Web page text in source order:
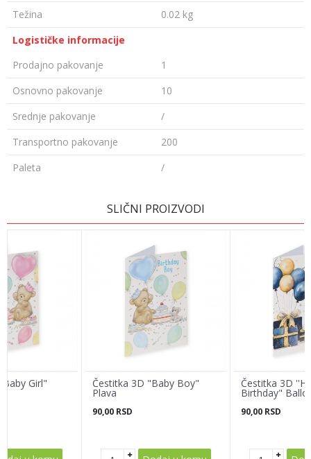
Težina
0.02 kg
Logističke informacije
Prodajno pakovanje
1
Osnovno pakovanje
10
Srednje pakovanje
/
Transportno pakovanje
200
Paleta
/
Email adresa
Poruka
POŠALJI
SLIČNI PROIZVODI
Girl" Čestitka 3D "Baby Boy"
Plava
90,00 RSD
Čestitka 3D
Birthday"
90,00 RSD